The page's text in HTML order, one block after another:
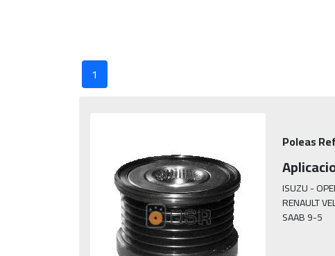
1
Poleas
ISUZU -
RENAULT
SAAB 9-5